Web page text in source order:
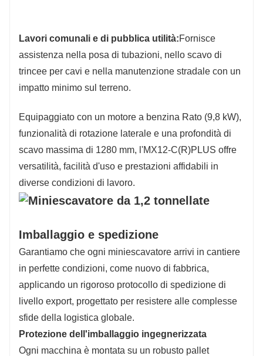
Lavori comunali e di pubblica utilità:Fornisce
assistenza nella posa di tubazioni, nello scavo di
trincee per cavi e nella manutenzione stradale con un
impatto minimo sul terreno.
Equipaggiato con un motore a benzina Rato (9,8 kW),
funzionalità di rotazione laterale e una profondità di
scavo massima di 1280 mm, l'MX12-C(R)PLUS offre
versatilità, facilità d'uso e prestazioni affidabili in
diverse condizioni di lavoro.
Imballaggio e spedizione
Garantiamo che ogni miniescavatore arrivi in ​​cantiere
in perfette condizioni, come nuovo di fabbrica,
applicando un rigoroso protocollo di spedizione di
livello export, progettato per resistere alle complesse
sfide della logistica globale.
Protezione dell'imballaggio ingegnerizzata
Ogni macchina è montata su un robusto pallet